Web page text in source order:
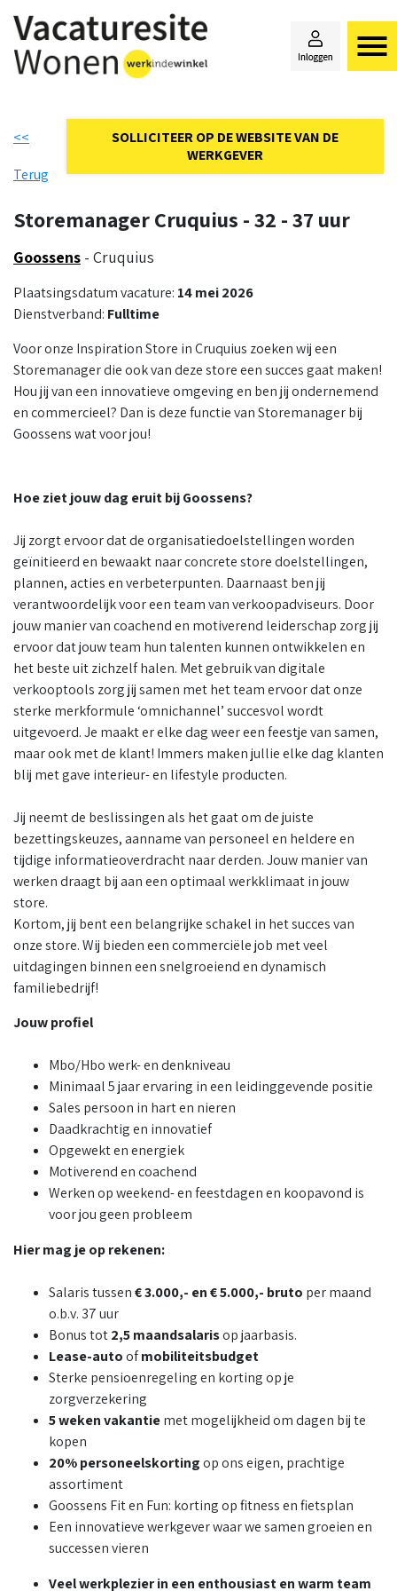
<<
Terug
SOLLICITEER OP DE WEBSITE VAN DE
WERKGEVER
Storemanager Cruquius - 32 - 37 uur
Goossens - Cruquius
Plaatsingsdatum vacature: 14 mei 2026
Dienstverband: Fulltime
Voor onze Inspiration Store in Cruquius zoeken wij een
Storemanager die ook van deze store een succes gaat maken!
Hou jij van een innovatieve omgeving en ben jij ondernemend
en commercieel? Dan is deze functie van Storemanager bij
Goossens wat voor jou!
Hoe ziet jouw dag eruit bij Goossens?
Jij zorgt ervoor dat de organisatiedoelstellingen worden
geïnitieerd en bewaakt naar concrete store doelstellingen,
plannen, acties en verbeterpunten. Daarnaast ben jij
verantwoordelijk voor een team van verkoopadviseurs. Door
jouw manier van coachend en motiverend leiderschap zorg jij
ervoor dat jouw team hun talenten kunnen ontwikkelen en
het beste uit zichzelf halen. Met gebruik van digitale
verkooptools zorg jij samen met het team ervoor dat onze
sterke merkformule ‘omnichannel’ succesvol wordt
uitgevoerd. Je maakt er elke dag weer een feestje van samen,
maar ook met de klant! Immers maken jullie elke dag klanten
blij met gave interieur- en lifestyle producten.
Jij neemt de beslissingen als het gaat om de juiste
bezettingskeuzes, aanname van personeel en heldere en
tijdige informatieoverdracht naar derden. Jouw manier van
werken draagt bij aan een optimaal werkklimaat in jouw
store.
Kortom, jij bent een belangrijke schakel in het succes van
onze store. Wij bieden een commerciële job met veel
uitdagingen binnen een snelgroeiend en dynamisch
familiebedrijf!
Jouw profiel
Mbo/Hbo werk- en denkniveau
Minimaal 5 jaar ervaring in een leidinggevende positie
Sales persoon in hart en nieren
Daadkrachtig en innovatief
Opgewekt en energiek
Motiverend en coachend
Werken op weekend- en feestdagen en koopavond is
voor jou geen probleem
Hier mag je op rekenen:
Salaris tussen€ 3.000,- en € 5.000,- bruto per maand
o.b.v. 37 uur
Bonus tot2,5 maandsalarisop jaarbasis.​
Lease-autoofmobiliteitsbudget
Sterke pensioenregeling en korting op je
zorgverzekering​
5 weken vakantiemet mogelijkheid om dagen bij te
kopen​
20% personeelskortingop ons eigen, prachtige
assortiment​
Goossens Fit en Fun: korting op fitness en fietsplan​
Een innovatieve werkgever waar we samen groeien en
successen vieren
Veel werkplezier in een enthousiast en warm team